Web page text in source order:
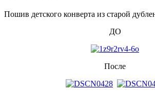
Пошив детского конверта из старой
ДО
После